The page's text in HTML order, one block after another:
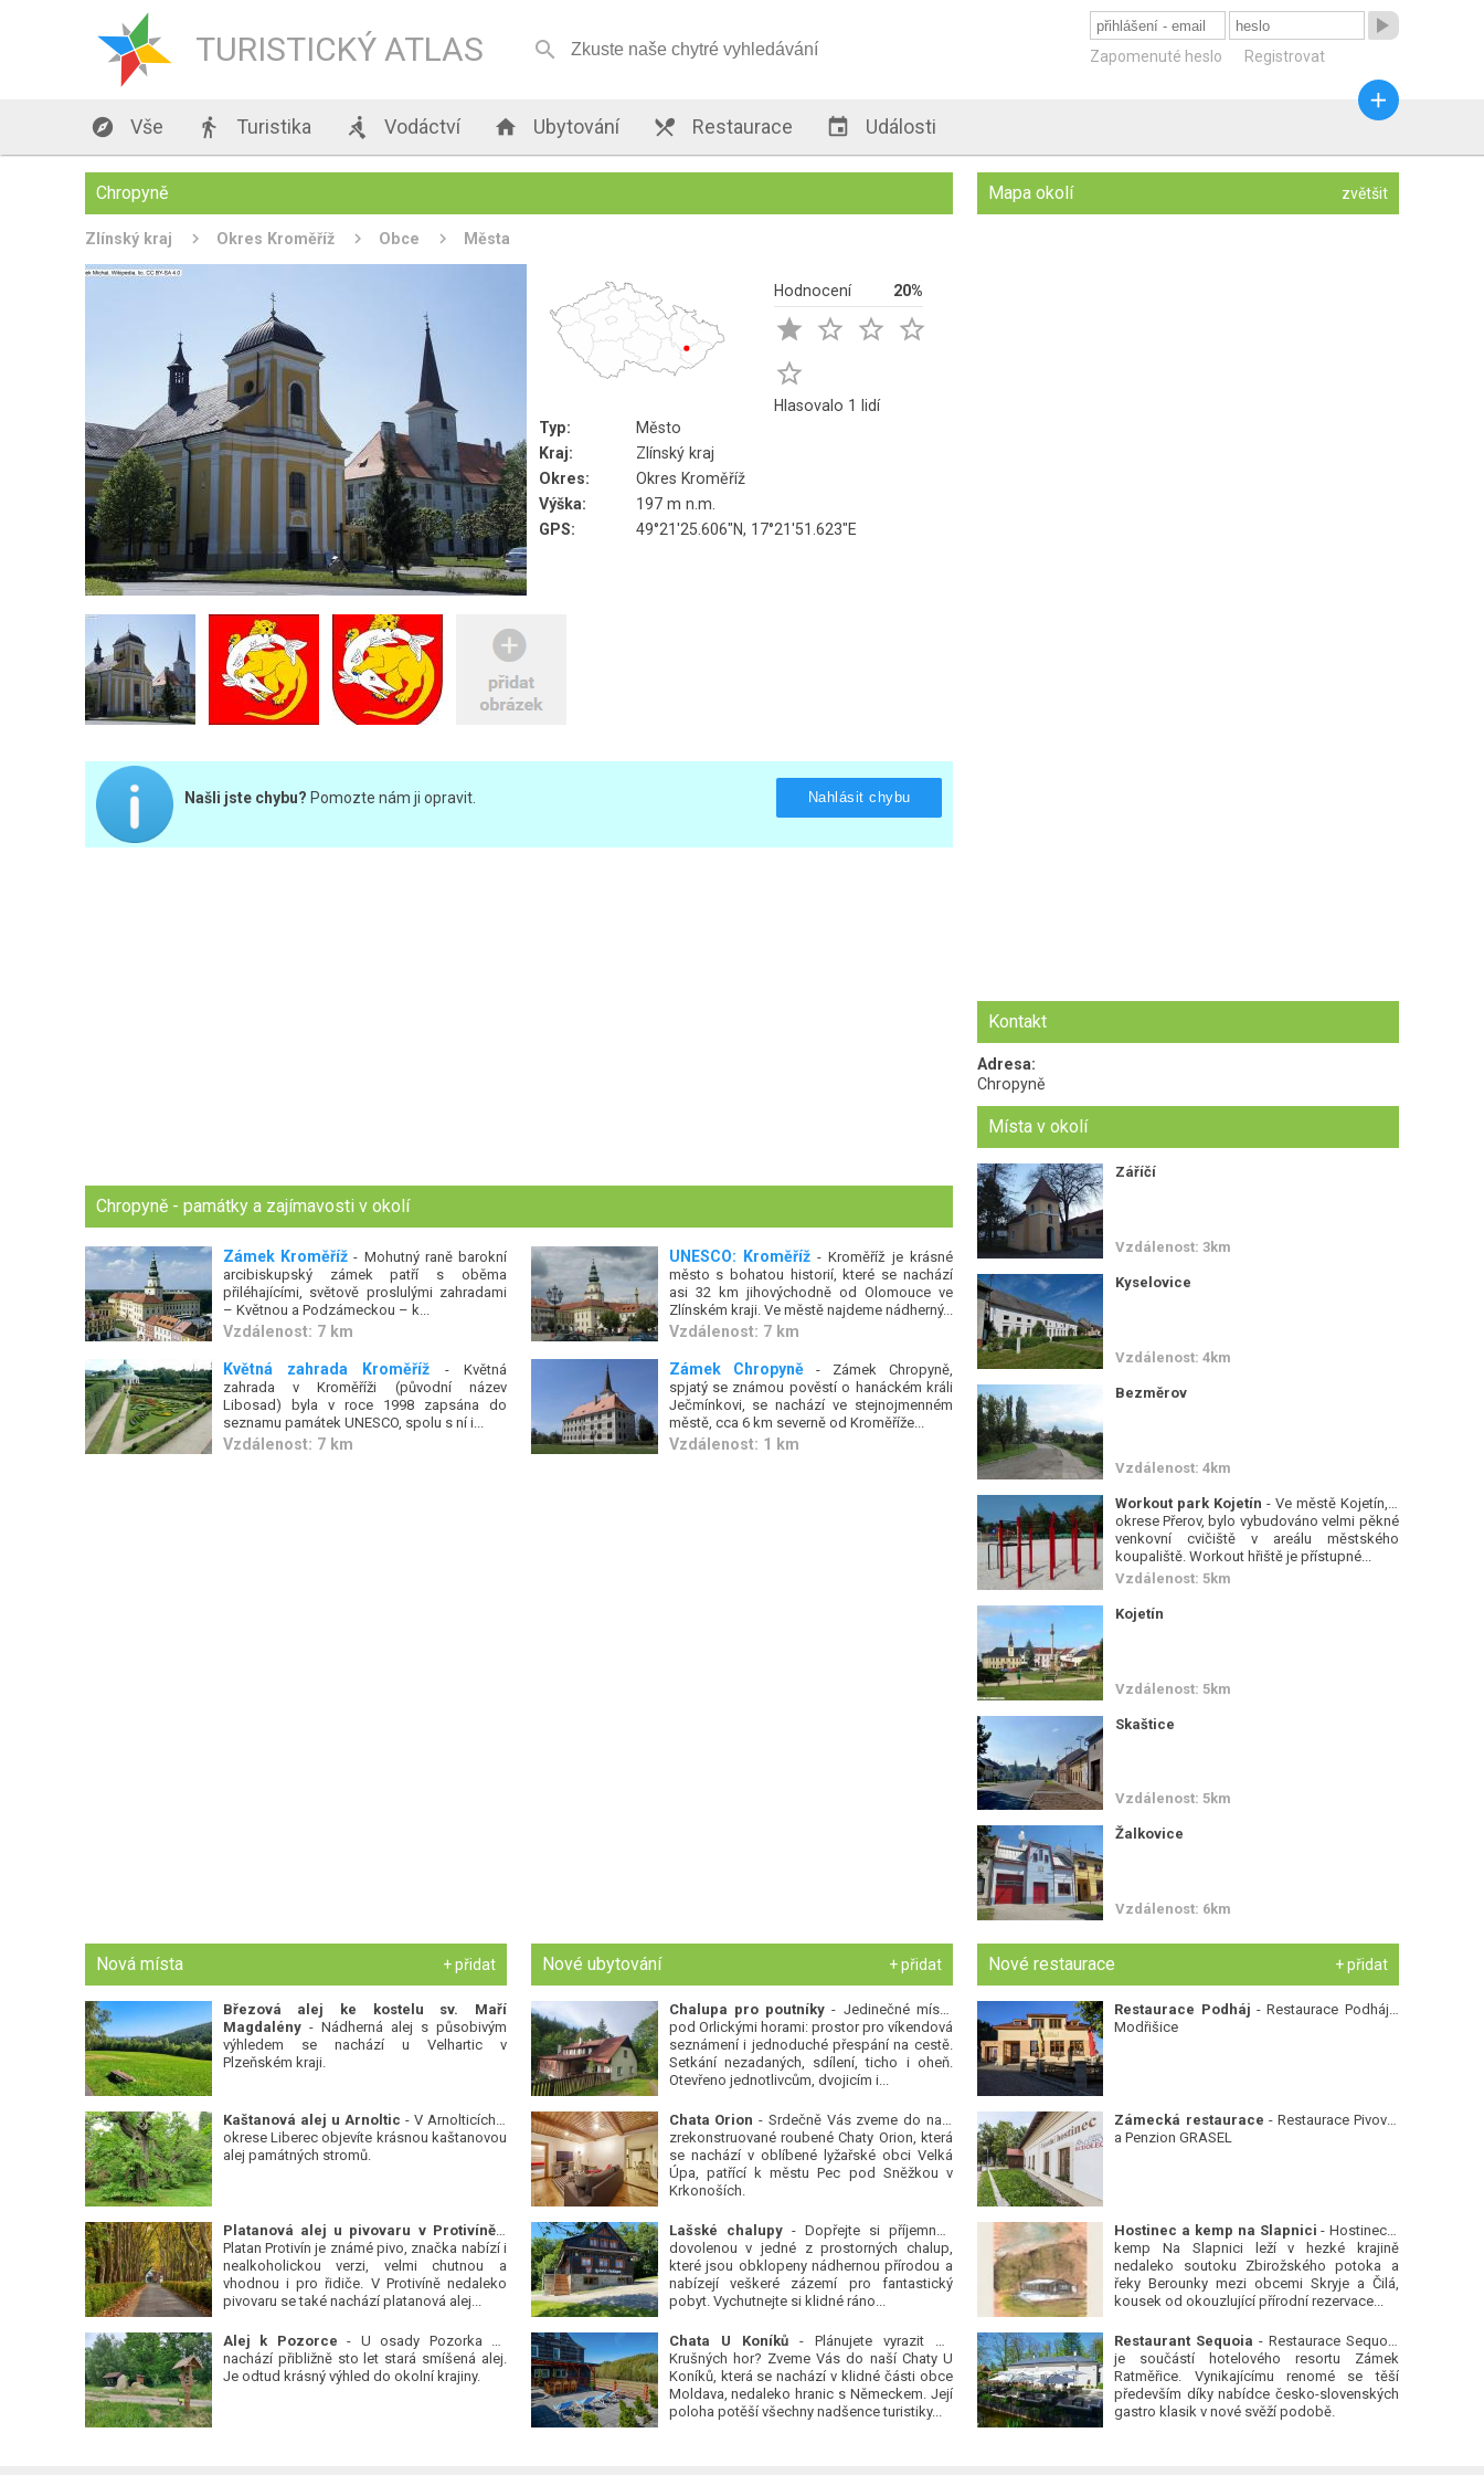
TURISTICKÝ ATLAS 

Zapomenuté heslo Registrovat
 Vše  Turistika  Vodáctví  Ubytování  Restaurace  Události

Chropyně
Zlínský kraj Okres Kroměříž Obce Města
Hodnocení 20%
   

Hlasovalo 1 lidí
Typ:
Město
Kraj:
Zlínský kraj
Okres:
Okres Kroměříž
Výška:
197 m n.m.
GPS:
49°21'25.606"N, 17°21'51.623"E
Našli jste chybu? Pomozte nám ji opravit. Nahlásit chybu
Chropyně - památky a zajímavosti v okolí
Zámek Kroměříž - Mohutný raně barokní
arcibiskupský zámek patří s oběma
přiléhajícími, světově proslulými zahradami
– Květnou a Podzámeckou – k...
Vzdálenost: 7 km
UNESCO: Kroměříž- Kroměříž je krásné
město s bohatou historií, které se nachází
asi 32 km jihovýchodně od Olomouce ve
Zlínském kraji. Ve městě najdeme nádherný...
Vzdálenost: 7 km
Květná zahrada Kroměříž - Květná
zahrada v Kroměříži (původní název
Libosad) byla v roce 1998 zapsána do
seznamu památek UNESCO, spolu s ní i...
Vzdálenost: 7 km
Zámek Chropyně- Zámek Chropyně,
spjatý se známou pověstí o hanáckém králi
Ječmínkovi, se nachází ve stejnojmenném
městě, cca 6 km severně od Kroměříže...
Vzdálenost: 1 km
Mapa okolí zvětšit
Kontakt
Adresa:
Chropyně
Místa v okolí
Záříčí
Vzdálenost: 3km
Kyselovice
Vzdálenost: 4km
Bezměrov
Vzdálenost: 4km
Workout park Kojetín - Ve městě Kojetín, v
okrese Přerov, bylo vybudováno velmi pěkné
venkovní cvičiště v areálu městského
koupaliště. Workout hřiště je přístupné...
Vzdálenost: 5km
Kojetín
Vzdálenost: 5km
Skaštice
Vzdálenost: 5km
Žalkovice
Vzdálenost: 6km
Nová místa + přidat
Březová alej ke kostelu sv. Maří
Magdalény- Nádherná alej s působivým
výhledem se nachází u Velhartic v
Plzeňském kraji.
Kaštanová alej u Arnoltic - V Arnolticích v
okrese Liberec objevíte krásnou kaštanovou
alej památných stromů.
Platanová alej u pivovaru v Protivíně
-
Platan Protivín je známé pivo, značka nabízí i
nealkoholickou verzi, velmi chutnou a
vhodnou i pro řidiče. V Protivíně nedaleko
pivovaru se také nachází platanová alej...
Alej k Pozorce - U osady Pozorka se
nachází přibližně sto let stará smíšená alej.
Je odtud krásný výhled do okolní krajiny.
Nové ubytování + přidat
Chalupa pro poutníky - Jedinečné místo
pod Orlickými horami: prostor pro víkendová
seznámení i jednoduché přespání na cestě.
Setkání nezadaných, sdílení, ticho i oheň.
Otevřeno jednotlivcům, dvojicím i...
Chata Orion - Srdečně Vás zveme do naší
zrekonstruované roubené Chaty Orion, která
se nachází v oblíbené lyžařské obci Velká
Úpa, patřící k městu Pec pod Sněžkou v
Krkonoších.
Lašské chalupy- Dopřejte si příjemnou
dovolenou v jedné z prostorných chalup,
které jsou obklopeny nádhernou přírodou a
nabízejí veškeré zázemí pro fantastický
pobyt. Vychutnejte si klidné ráno...
Chata U Koníků- Plánujete vyrazit do
Krušných hor? Zveme Vás do naší Chaty U
Koníků, která se nachází v klidné části obce
Moldava, nedaleko hranic s Německem. Její
poloha potěší všechny nadšence turistiky...
Nové restaurace + přidat
Restaurace Podháj - Restaurace Podháj -
Modřišice
Zámecká restaurace - Restaurace Pivovar
a Penzion GRASEL
Hostinec a kemp na Slapnici - Hostinec a
kemp Na Slapnici leží v hezké krajině
nedaleko soutoku Zbirožského potoka a
řeky Berounky mezi obcemi Skryje a Čilá,
kousek od okouzlující přírodní rezervace...
Restaurant Sequoia - Restaurace Sequoia
je součástí hotelového resortu Zámek
Ratměřice. Vynikajícímu renomé se těší
především díky nabídce česko-slovenských
gastro klasik v nové svěží podobě.